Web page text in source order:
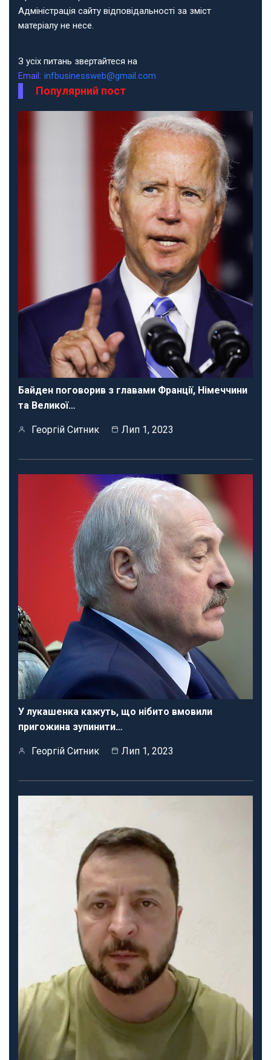
Адміністрація сайту відповідальності за зміст
матеріалу не несе.
З усіх питань звертайтеся на
Email: infbusinessweb@gmail.com
Популярний пост
Байден поговорив з главами Франції, Німеччини
та Великої…
Георгій Ситник Лип 1, 2023
У лукашенка кажуть, що нібито вмовили
пригожина зупинити…
Георгій Ситник Лип 1, 2023